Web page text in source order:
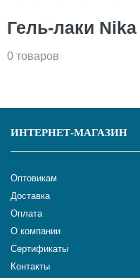
Гель-лаки
0 товаров
ИНТЕРНЕТ-МАГАЗИН
Оптовикам
Доставка
Оплата
О компании
Сертификаты
Контакты